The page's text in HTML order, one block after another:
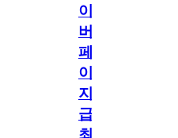
이
버
페
이
지
급!
최